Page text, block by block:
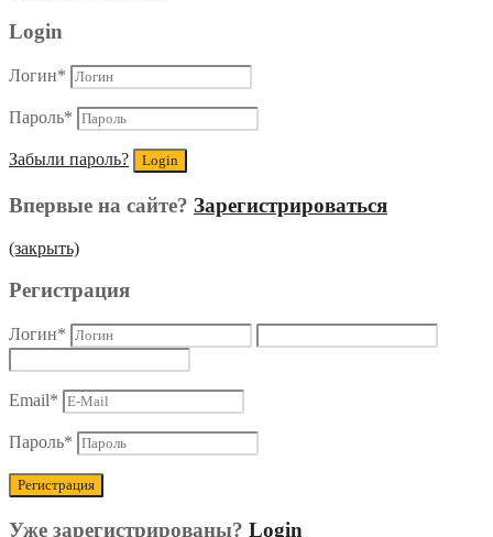
Login
Логин*
Пароль*
Забыли пароль?
Впервые на сайте? Зарегистрироваться
(закрыть)
Регистрация
Логин*
Email*
Пароль*
Уже зарегистрированы? Login